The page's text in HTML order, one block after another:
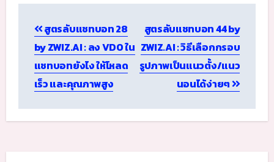
navigation
สูตรลับแชทบอท 28
by ZWIZ.AI : ลง VDO ใน
แชทบอทยังไง ให้โหลด
เร็ว และคุณภาพสูง
สูตรลับแชทบอท 44 by
ZWIZ.AI : วิธีเลือกกรอบ
รูปภาพเป็นแนวตั้ง/แนว
นอนได้ง่ายๆ